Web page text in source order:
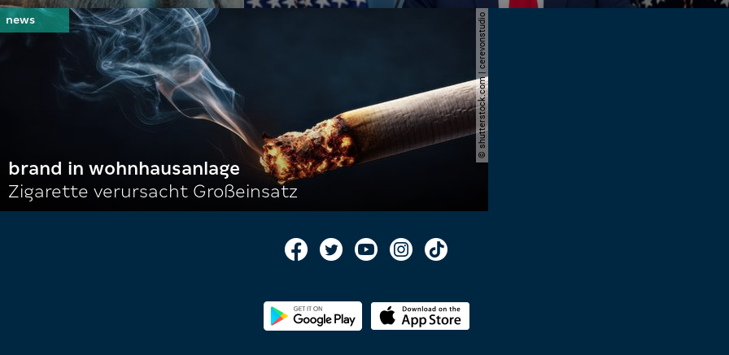
© shutterstock.com | cerevonstudio
brand in wohnhausanlage
Zigarette verursacht Großeinsatz